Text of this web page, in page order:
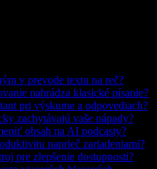
v prevode textu na reč?
nahrádza klasické písanie?
pri výskume a odpovediach?
zachytávajú vaše nápady?
obsah na AI podcasty?
naprieč zariadeniami?
pre zlepšenie dostupnosti?